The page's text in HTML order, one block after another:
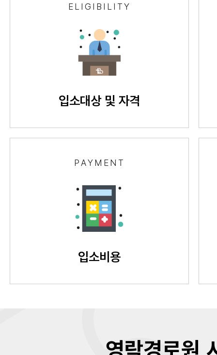
ELIGIBILITY
입소대상 및 자격
PAYMENT
입소비용